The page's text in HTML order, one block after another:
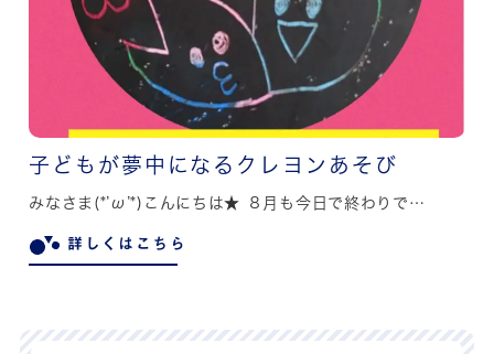
子どもが夢中になるクレヨンあそび
みなさま(*’ω’*)こんにちは★ ８月も今日で終わりで…
詳しくはこちら